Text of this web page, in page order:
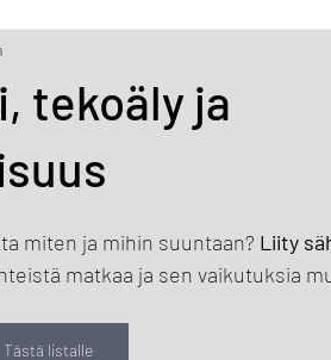
tekoäly ja
miten ja mihin suuntaan? Liity
matkaa ja sen vaikutuksia
Tästä listalle